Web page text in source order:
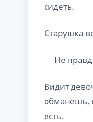
сидеть.
Старушка
— Не
Видит
обманешь,
есть.